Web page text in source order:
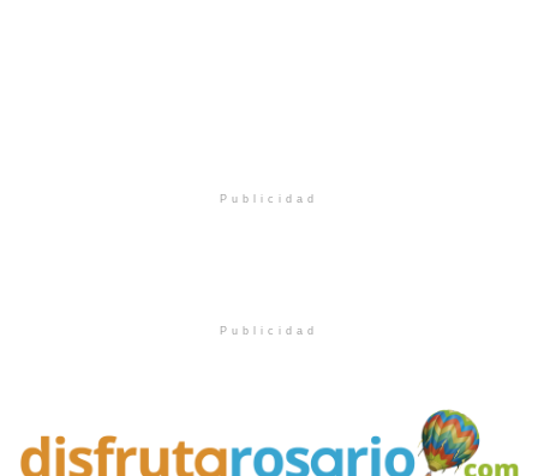
Publicidad
Publicidad